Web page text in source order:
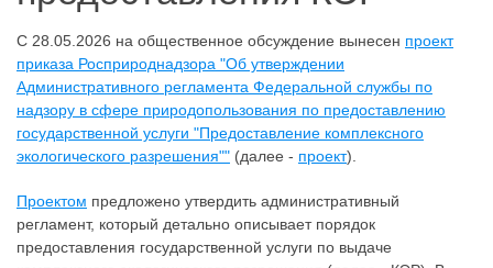
С 28.05.2026 на общественное обсуждение вынесен проект
приказа Росприроднадзора "Об утверждении
Административного регламента Федеральной службы по
надзору в сфере природопользования по предоставлению
государственной услуги "Предоставление комплексного
экологического разрешения"" (далее - проект).
Проектом предложено утвердить административный
регламент, который детально описывает порядок
предоставления государственной услуги по выдаче